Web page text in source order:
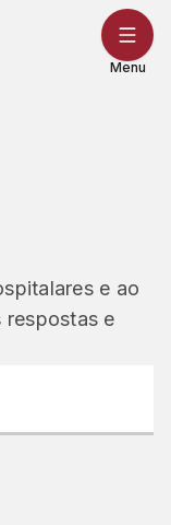
Menu
e ao
respostas e